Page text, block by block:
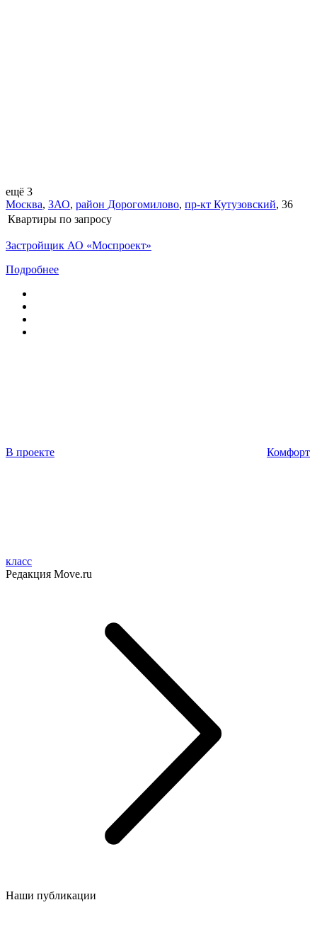
ещё 3
Москва, ЗАО, район Дорогомилово, пр-кт Кутузовский, 36
Квартиры по запросу
Застройщик АО «Моспроект»
Подробнее
В проекте Комфорт
класс
Редакция Move.ru
Наши публикации